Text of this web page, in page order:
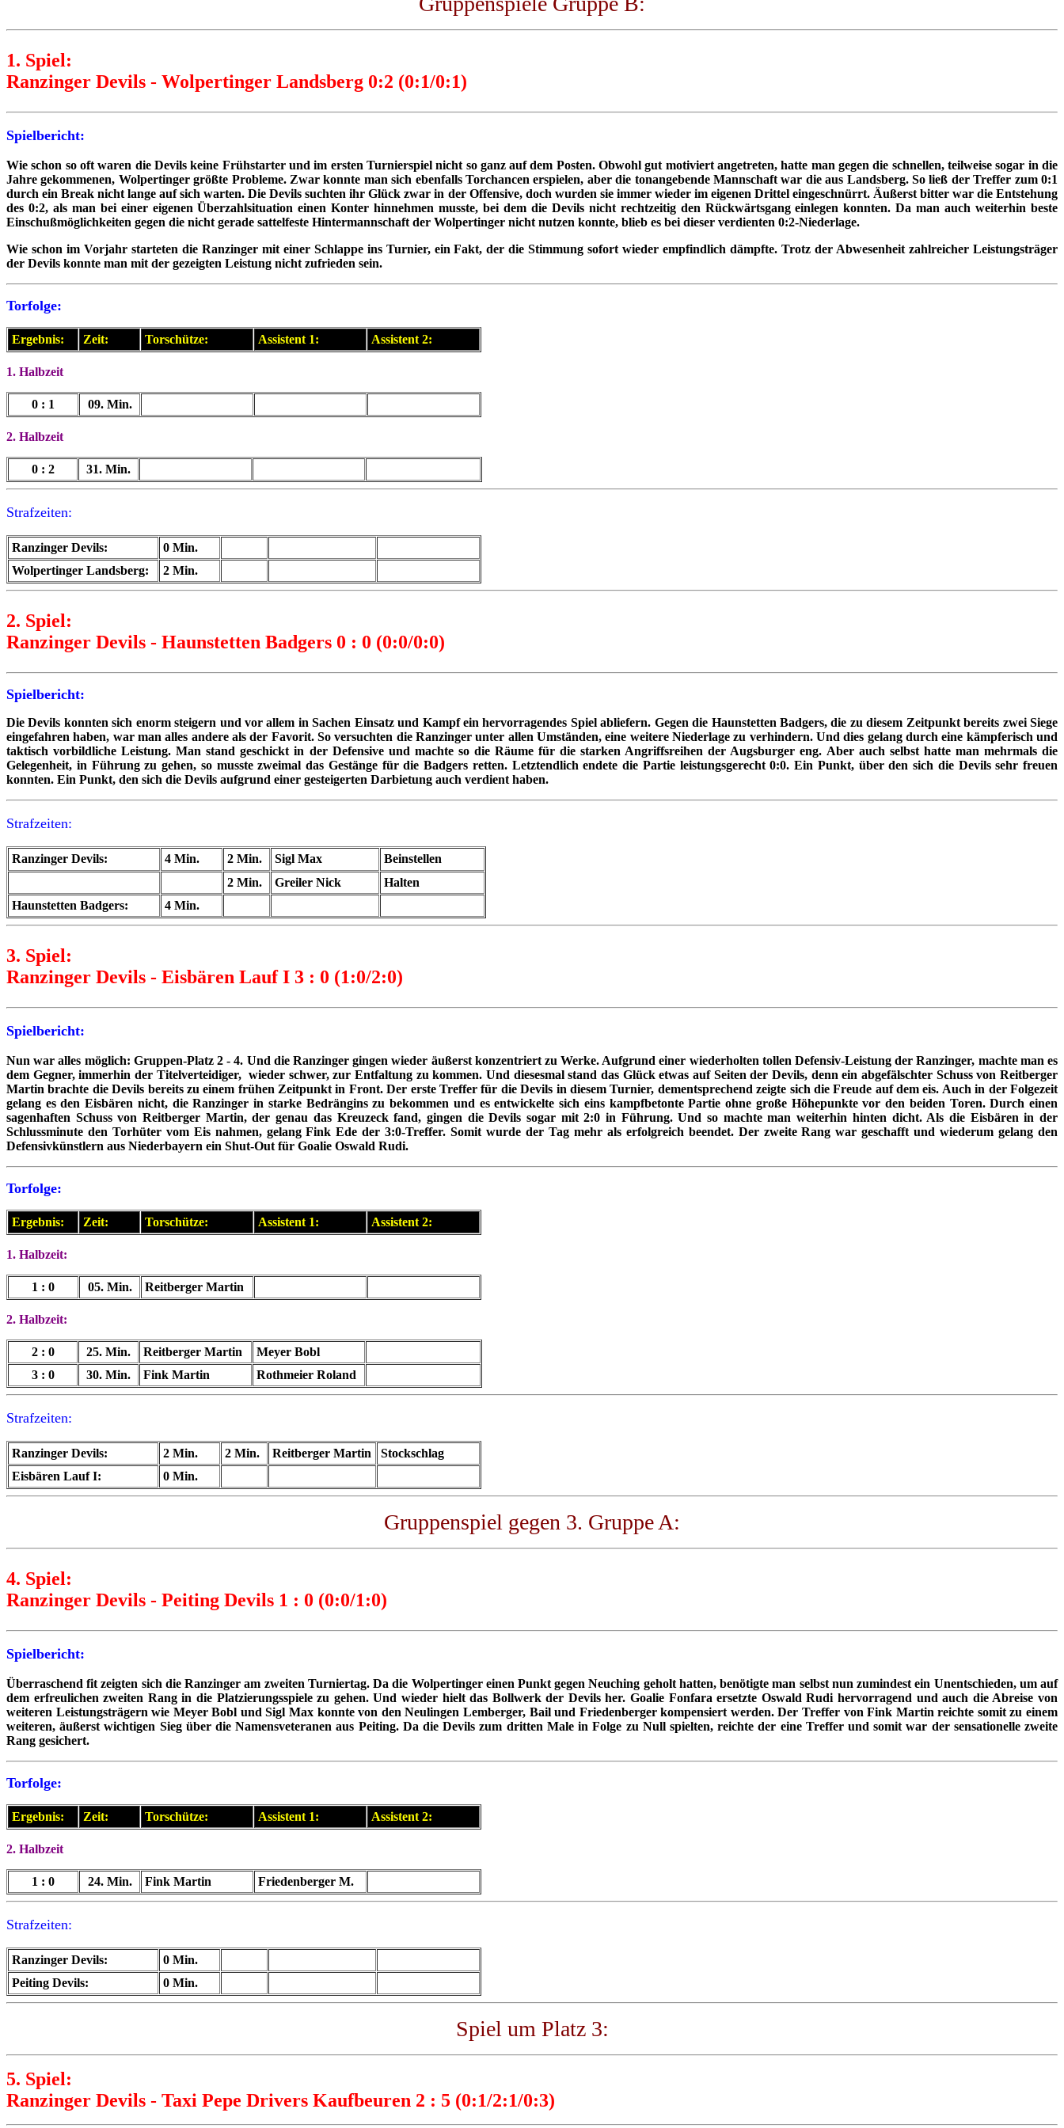
1. Spiel:
Ranzinger Devils - Wolpertinger Landsberg 0:2 (0:1/0:1)
Spielbericht:
Wie schon so oft waren die Devils keine Frühstarter und im ersten Turnierspiel nicht so ganz auf dem Posten. Obwohl gut motiviert angetreten, hatte man gegen die schnellen, teilweise sogar in die
Jahre gekommenen, Wolpertinger größte Probleme. Zwar konnte man sich ebenfalls Torchancen erspielen, aber die tonangebende Mannschaft war die aus Landsberg. So ließ der Treffer zum 0:1
durch ein Break nicht lange auf sich warten. Die Devils suchten ihr Glück zwar in der Offensive, doch wurden sie immer wieder im eigenen Drittel eingeschnürrt. Äußerst bitter war die Entstehung
des 0:2, als man bei einer eigenen Überzahlsituation einen Konter hinnehmen musste, bei dem die Devils nicht rechtzeitig den Rückwärtsgang einlegen konnten. Da man auch weiterhin beste
Einschußmöglichkeiten gegen die nicht gerade sattelfeste Hintermannschaft der Wolpertinger nicht nutzen konnte, blieb es bei dieser verdienten 0:2-Niederlage.
Wie schon im Vorjahr starteten die Ranzinger mit einer Schlappe ins Turnier, ein Fakt, der die Stimmung sofort wieder empfindlich dämpfte. Trotz der Abwesenheit zahlreicher Leistungsträger
der Devils konnte man mit der gezeigten Leistung nicht zufrieden sein.
Torfolge:
Ergebnis: Zeit: Torschütze: Assistent 1: Assistent 2:
1. Halbzeit
0 : 1 09. Min.
2. Halbzeit
0 : 2 31. Min.
Strafzeiten:
Ranzinger Devils:
0 Min.
Wolpertinger Landsberg:
2 Min.
2. Spiel:
Ranzinger Devils - Haunstetten Badgers 0 : 0 (0:0/0:0)
Spielbericht:
Die Devils konnten sich enorm steigern und vor allem in Sachen Einsatz und Kampf ein hervorragendes Spiel abliefern. Gegen die Haunstetten Badgers, die zu diesem Zeitpunkt bereits zwei Siege
eingefahren haben, war man alles andere als der Favorit. So versuchten die Ranzinger unter allen Umständen, eine weitere Niederlage zu verhindern. Und dies gelang durch eine kämpferisch und
taktisch vorbildliche Leistung. Man stand geschickt in der Defensive und machte so die Räume für die starken Angriffsreihen der Augsburger eng. Aber auch selbst hatte man mehrmals die
Gelegenheit, in Führung zu gehen, so musste zweimal das Gestänge für die Badgers retten. Letztendlich endete die Partie leistungsgerecht 0:0. Ein Punkt, über den sich die Devils sehr freuen
konnten. Ein Punkt, den sich die Devils aufgrund einer gesteigerten Darbietung auch verdient haben.
Strafzeiten:
Ranzinger Devils: 4 Min. 2 Min. Sigl Max
Beinstellen
2 Min.
Greiler Nick
Halten
Haunstetten Badgers:
4 Min.
3. Spiel:
Ranzinger Devils - Eisbären Lauf I 3 : 0 (1:0/2:0)
Spielbericht:
Nun war alles möglich: Gruppen-Platz 2 - 4. Und die Ranzinger gingen wieder äußerst konzentriert zu Werke. Aufgrund einer wiederholten tollen Defensiv-Leistung der Ranzinger, machte man es
dem Gegner, immerhin der Titelverteidiger, wieder schwer, zur Entfaltung zu kommen. Und diesesmal stand das Glück etwas auf Seiten der Devils, denn ein abgefälschter Schuss von Reitberger
Martin brachte die Devils bereits zu einem frühen Zeitpunkt in Front. Der erste Treffer für die Devils in diesem Turnier, dementsprechend zeigte sich die Freude auf dem eis. Auch in der Folgezeit
gelang es den Eisbären nicht, die Ranzinger in starke Bedrängins zu bekommen und es entwickelte sich eins kampfbetonte Partie ohne große Höhepunkte vor den beiden Toren. Durch einen
sagenhaften Schuss von Reitberger Martin, der genau das Kreuzeck fand, gingen die Devils sogar mit 2:0 in Führung. Und so machte man weiterhin hinten dicht. Als die Eisbären in der
Schlussminute den Torhüter vom Eis nahmen, gelang Fink Ede der 3:0-Treffer. Somit wurde der Tag mehr als erfolgreich beendet. Der zweite Rang war geschafft und wiederum gelang den
Defensivkünstlern aus Niederbayern ein Shut-Out für Goalie Oswald Rudi.
Torfolge:
Ergebnis: Zeit: Torschütze: Assistent 1: Assistent 2:
1. Halbzeit:
1 : 0 05. Min. Reitberger Martin
2. Halbzeit:
2 : 0 25. Min. Reitberger Martin
Meyer Bobl
3 : 0
30. Min. Fink Martin Rothmeier Roland
Strafzeiten:
Ranzinger Devils: 2 Min. 2 Min. Reitberger Martin
Stockschlag
Eisbären Lauf I:
0 Min.
Gruppenspiel gegen 3. Gruppe A:
4. Spiel:
Ranzinger Devils - Peiting Devils 1 : 0 (0:0/1:0)
Spielbericht:
Überraschend fit zeigten sich die Ranzinger am zweiten Turniertag. Da die Wolpertinger einen Punkt gegen Neuching geholt hatten, benötigte man selbst nun zumindest ein Unentschieden, um auf
dem erfreulichen zweiten Rang in die Platzierungsspiele zu gehen. Und wieder hielt das Bollwerk der Devils her. Goalie Fonfara ersetzte Oswald Rudi hervorragend und auch die Abreise von
weiteren Leistungsträgern wie Meyer Bobl und Sigl Max konnte von den Neulingen Lemberger, Bail und Friedenberger kompensiert werden. Der Treffer von Fink Martin reichte somit zu einem
weiteren, äußerst wichtigen Sieg über die Namensveteranen aus Peiting. Da die Devils zum dritten Male in Folge zu Null spielten, reichte der eine Treffer und somit war der sensationelle zweite
Rang gesichert.
Torfolge:
Ergebnis: Zeit: Torschütze: Assistent 1: Assistent 2:
2. Halbzeit
1 : 0 24. Min. Fink Martin Friedenberger M.
Strafzeiten:
Ranzinger Devils:
0 Min.
Peiting Devils:
0 Min.
Spiel um Platz 3:
5. Spiel:
Ranzinger Devils - Taxi Pepe Drivers Kaufbeuren 2 : 5 (0:1/2:1/0:3)